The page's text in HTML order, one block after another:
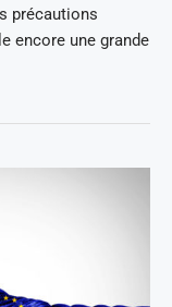
précautions
encore une grande